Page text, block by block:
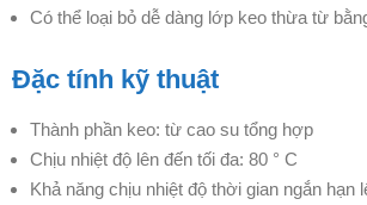
Có thể loại bỏ dễ dàng lớp keo thừa từ
Đặc tính kỹ thuật
Thành phần keo: từ cao su tổng hợp
Chịu nhiệt độ lên đến tối đa: 80 ° C
Khả năng chịu nhiệt độ thời gian ngắn hạn